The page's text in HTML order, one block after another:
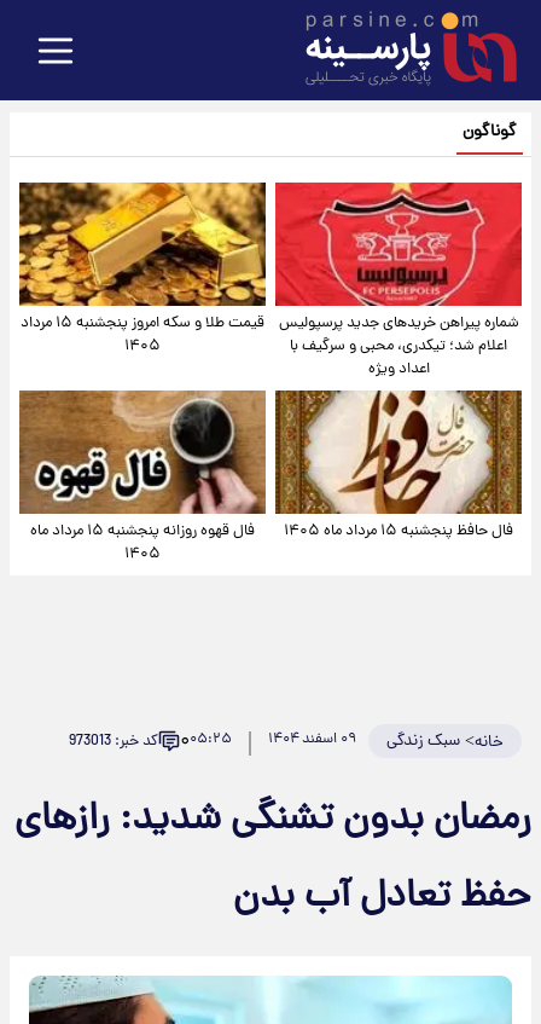
گوناگون
شماره پیراهن خریدهای جدید پرسپولیس
اعلام شد؛ تیکدری، محبی و سرگیف با
اعداد ویژه
قیمت طلا و سکه امروز پنجشنبه ۱۵ مرداد
۱۴۰۵
فال حافظ پنجشنبه ۱۵ مرداد ماه ۱۴۰۵
فال قهوه روزانه پنجشنبه ۱۵ مرداد ماه
۱۴۰۵
خانه>سبک زندگی ۰۹ اسفند ۱۴۰۴ ۰۵:۲۵۰ کد خبر: 973013
رمضان بدون تشنگی شدید: رازهای
حفظ تعادل آب بدن